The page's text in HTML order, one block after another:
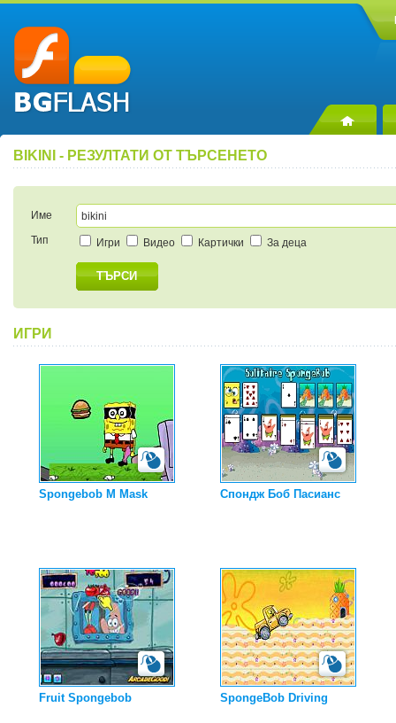
BIKINI - РЕЗУЛТАТИ ОТ ТЪРСЕНЕТО
Име
Тип
Игри Видео Картички За деца
ТЪРСИ
ИГРИ
Spongebob M Mask Спондж Боб Пасианс
Fruit Spongebob SpongeBob Driving